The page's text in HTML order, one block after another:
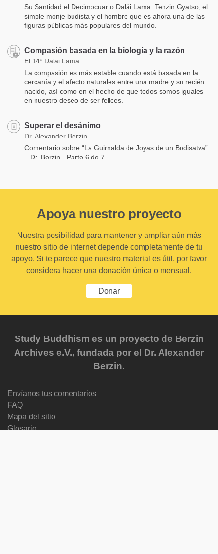
Su Santidad el Decimocuarto Dalái Lama: Tenzin Gyatso, el
simple monje budista y el hombre que es ahora una de las
figuras públicas más populares del mundo.
Compasión basada en la biología y la razón
El 14º Dalái Lama
La compasión es más estable cuando está basada en la
cercanía y el afecto naturales entre una madre y su recién
nacido, así como en el hecho de que todos somos iguales
en nuestro deseo de ser felices.
Superar el desánimo
Dr. Alexander Berzin
Comentario sobre “La Guirnalda de Joyas de un Bodisatva”
– Dr. Berzin - Parte 6 de 7
Apoya nuestro proyecto
Nuestra posibilidad para mantener y ampliar aún más
nuestro sitio de internet depende completamente de tu
apoyo. Si te parece que nuestro material es útil, por favor
considera hacer una donación única o mensual.
Donar
Study Buddhism es un proyecto de Berzin
Archives e.V., fundada por el Dr. Alexander
Berzin.
Envíanos tus comentarios
FAQ
Mapa del sitio
Glosario